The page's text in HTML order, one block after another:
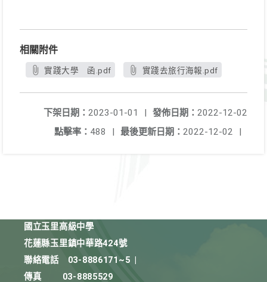
相關附件
實踐大學 函.pdf 實踐去旅行海報.pdf
發佈日期： 2022-12-02
下架日期： 2023-01-01
|
最後更新日期： 2022-12-02 |
點擊率： 488 |
國立玉里高級中學
花蓮縣玉里鎮中華路424號
聯絡電話
03-8886171~5
傳真
03-8885529